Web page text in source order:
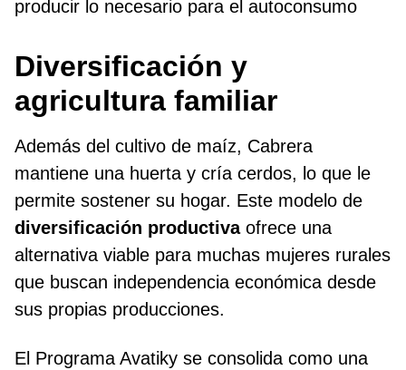
producir lo necesario para el autoconsumo
Diversificación y
agricultura familiar
Además del cultivo de maíz, Cabrera
mantiene una huerta y cría cerdos, lo que le
permite sostener su hogar. Este modelo de
diversificación productivaofrece una
alternativa viable para muchas mujeres rurales
que buscan independencia económica desde
sus propias producciones.
El Programa Avatiky se consolida como una